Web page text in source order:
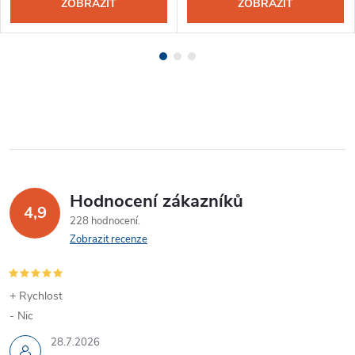
ZOBRAZIT ZOBRAZIT
4,9 Hodnocení zákazníků
228 hodnocení
Zobrazit recenze
28.7.2026
+ Rychlost
- Nic